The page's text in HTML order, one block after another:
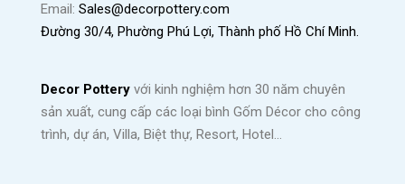
Email: Sales@decorpottery.com
Đường 30/4, Phường Phú Lợi, Thành phố Hồ Chí Minh.
Decor Pottery với kinh nghiệm hơn 30 năm chuyên
sản xuất, cung cấp các loại bình Gốm Décor cho công
trình, dự án, Villa, Biệt thự, Resort, Hotel…